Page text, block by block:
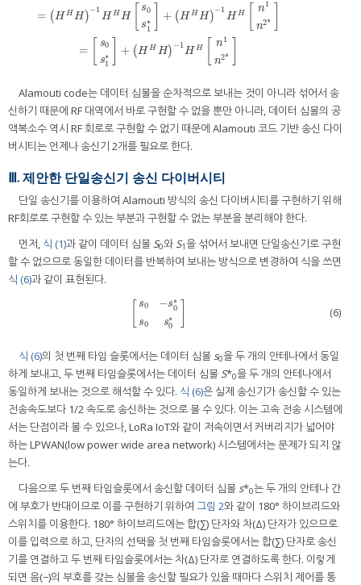
= (H HH )−1
H HH
s0
s∗
1
+ (H HH )−1
H H n1
n2*
=
s0
s∗
1
+ (H H H) −1
H H n1
n2*
[s0 s1*]^=H+[y 1y2*]=( HH 1H HH[s0s1*]+ HHH 1H
Alamouti code는 데이터 심볼을 순차적으로 보내는 것이 아니라 섞어서 송
신하기 때문에 RF 대역에서 바로 구현할 수 없을 뿐만 아니라, 데이터 심볼의 공
액복소수 역시 RF 회로로 구현할 수 없기 때문에 Alamouti 코드 기반 송신 다이
버시티는 언제나 송신기 2개를 필요로 한다.
Ⅲ. 제안한 단일송신기 송신 다이버시티
단일 송신기를 이용하여 Alamouti 방식의 송신 다이버시티를 구현하기 위해
RF회로로 구현할 수 있는 부분과 구현할 수 없는 부분을 분리해야 한다.
먼저, 식 (1)과 같이 데이터 심볼 S0와 S1을 섞어서 보내면 단일송신기로 구현
할 수 없으므로 동일한 데이터를 반복하여 보내는 방식으로 변경하여 식을 쓰면
식 (6)과 같이 표현된다.
s0
s0
−s∗
0
s∗
0
− 0 (6)
식 (6)의 첫 번째 타임 슬롯에서는 데이터 심볼 s0을 두 개의 안테나에서 동일
하게 보내고, 두 번째 타임슬롯에서는 데이터 심볼 S*0을 두 개의 안테나에서
동일하게 보내는 것으로 해석할 수 있다. 식 (6)은 실제 송신기가 송신할 수 있는
전송속도보다 1/2 속도로 송신하는 것으로 볼 수 있다. 이는 고속 전송 시스템에
서는 단점이라 볼 수 있으나, LoRa IoT와 같이 저속이면서 커버리지가 넓어야
하는 LPWAN(low power wide area network) 시스템에서는 문제가 되지 않
는다.
다음으로 두 번째 타임슬롯에서 송신할 데이터 심볼 s*0는 두 개의 안테나 간
에 부호가 반대이므로 이를 구현하기 위하여 그림 2와 같이 180° 하이브리드와
스위치를 이용한다. 180° 하이브리드에는 합(∑) 단자와 차(Δ) 단자가 있으므로
이를 입력으로 하고, 단자의 선택을 첫 번째 타임슬롯에서는 합(∑) 단자로 송신
기를 연결하고 두 번째 타임슬롯에서는 차(Δ) 단자로 연결하도록 한다. 이렇게
되면 음(−)의 부호를 갖는 심볼을 송신할 필요가 있을 때마다 스위치 제어를 통